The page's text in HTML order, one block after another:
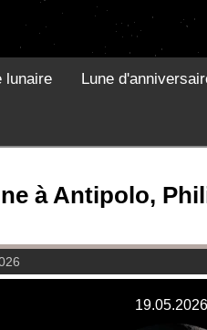
lunaire Lune
à Antipolo,
19.05.2026